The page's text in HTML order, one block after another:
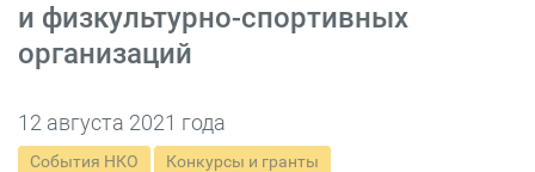
и физкультурно-спортивных
организаций
12 августа 2021 года
События НКО Конкурсы и гранты